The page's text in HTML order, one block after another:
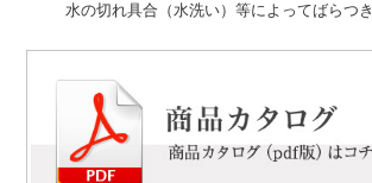
水の切れ具合（水洗い）等によってばらつ